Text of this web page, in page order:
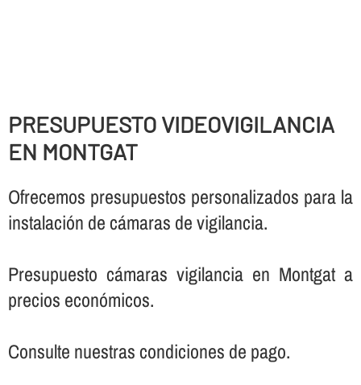
PRESUPUESTO VIDEOVIGILANCIA
EN MONTGAT
Ofrecemos presupuestos personalizados para la
instalación de cámaras de vigilancia.
Presupuesto cámaras vigilancia en Montgat a
precios económicos.
Consulte nuestras condiciones de pago.